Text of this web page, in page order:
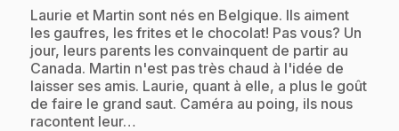
.Laurie et Martin sont nés en Belgique. Ils aiment
les gaufres, les frites et le chocolat! Pas vous? Un
jour, leurs parents les convainquent de partir au
Canada. Martin n'est pas très chaud à l'idée de
laisser ses amis. Laurie, quant à elle, a plus le goût
de faire le grand saut. Caméra au poing, ils nous
racontent leur…